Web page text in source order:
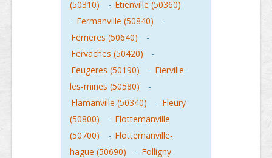
(50310)
- Etienville (50360)
- Fermanville (50840)
-
Ferrieres (50640)
-
Fervaches (50420)
-
Feugeres (50190)
- Fierville-
les-mines (50580)
-
Flamanville (50340)
- Fleury
(50800)
- Flottemanville
(50700)
- Flottemanville-
hague (50690)
- Folligny